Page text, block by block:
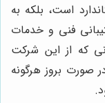
است، بلکه به
فنی و خدمات
که از این شرکت
صورت بروز هرگونه